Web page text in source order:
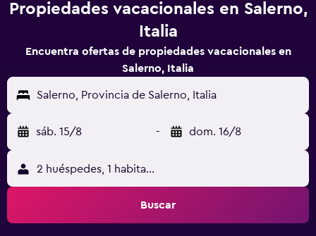
Propiedades vacacionales en Salerno,
Italia
Encuentra ofertas de propiedades vacacionales en
Salerno, Italia
Salerno, Provincia de Salerno, Italia
sáb. 15/8 - dom. 16/8
2 huéspedes, 1 habitación
Buscar